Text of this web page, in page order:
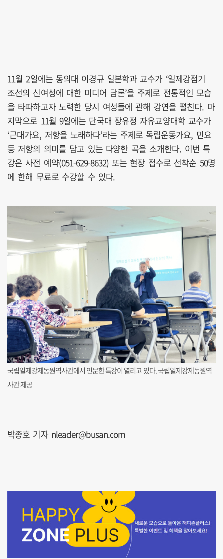
11월 2일에는 동의대 이경규 일본학과 교수가 ‘일제강점기
조선의 신여성에 대한 미디어 담론’을 주제로 전통적인 모습
을 타파하고자 노력한 당시 여성들에 관해 강연을 펼친다. 마
지막으로 11월 9일에는 단국대 장유정 자유교양대학 교수가
‘근대가요, 저항을 노래하다’라는 주제로 독립운동가요, 민요
등 저항의 의미를 담고 있는 다양한 곡을 소개한다. 이번 특
강은 사전 예약(051-629-8632) 또는 현장 접수로 선착순 50명
에 한해 무료로 수강할 수 있다.
국립일제강제동원역사관에서 인문한 특강이 열리고 있다. 국립일제강제동원역
사관 제공
박종호 기자 nleader@busan.com